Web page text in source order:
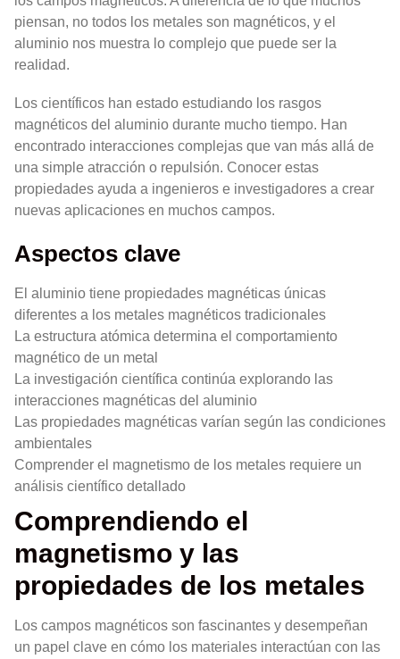
piensan, no todos los metales son magnéticos, y el
aluminio nos muestra lo complejo que puede ser la
realidad.
Los científicos han estado estudiando los rasgos
magnéticos del aluminio durante mucho tiempo. Han
encontrado interacciones complejas que van más allá de
una simple atracción o repulsión. Conocer estas
propiedades ayuda a ingenieros e investigadores a crear
nuevas aplicaciones en muchos campos.
Aspectos clave
El aluminio tiene propiedades magnéticas únicas
diferentes a los metales magnéticos tradicionales
La estructura atómica determina el comportamiento
magnético de un metal
La investigación científica continúa explorando las
interacciones magnéticas del aluminio
Las propiedades magnéticas varían según las condiciones
ambientales
Comprender el magnetismo de los metales requiere un
análisis científico detallado
Comprendiendo el
magnetismo y las
propiedades de los metales
Los campos magnéticos son fascinantes y desempeñan
un papel clave en cómo los materiales interactúan con las